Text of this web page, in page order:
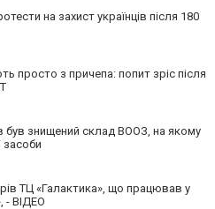
на захист українців після 180
просто з причепа: попит зріс після
був знищений склад ВООЗ, на якому
засоби
ТЦ «Галактика», що працював у
- ВІДЕО